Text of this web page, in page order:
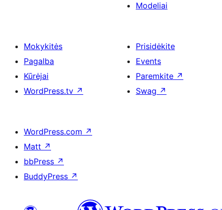
Modeliai
Mokykitės
Pagalba
Kūrėjai
WordPress.tv ↗
Prisidėkite
Events
Paremkite ↗
Swag ↗
WordPress.com ↗
Matt ↗
bbPress ↗
BuddyPress ↗